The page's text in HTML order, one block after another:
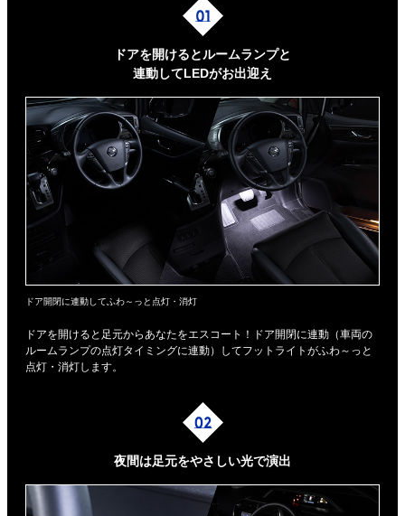
ドアを開けるとルームランプと
連動してLEDがお出迎え
ドア開閉に連動してふわ～っと点灯・消灯
ドアを開けると足元からあなたをエスコート！ドア開閉に連動（車両の
ルームランプの点灯タイミングに連動）してフットライトがふわ～っと
点灯・消灯します。
夜間は足元をやさしい光で演出